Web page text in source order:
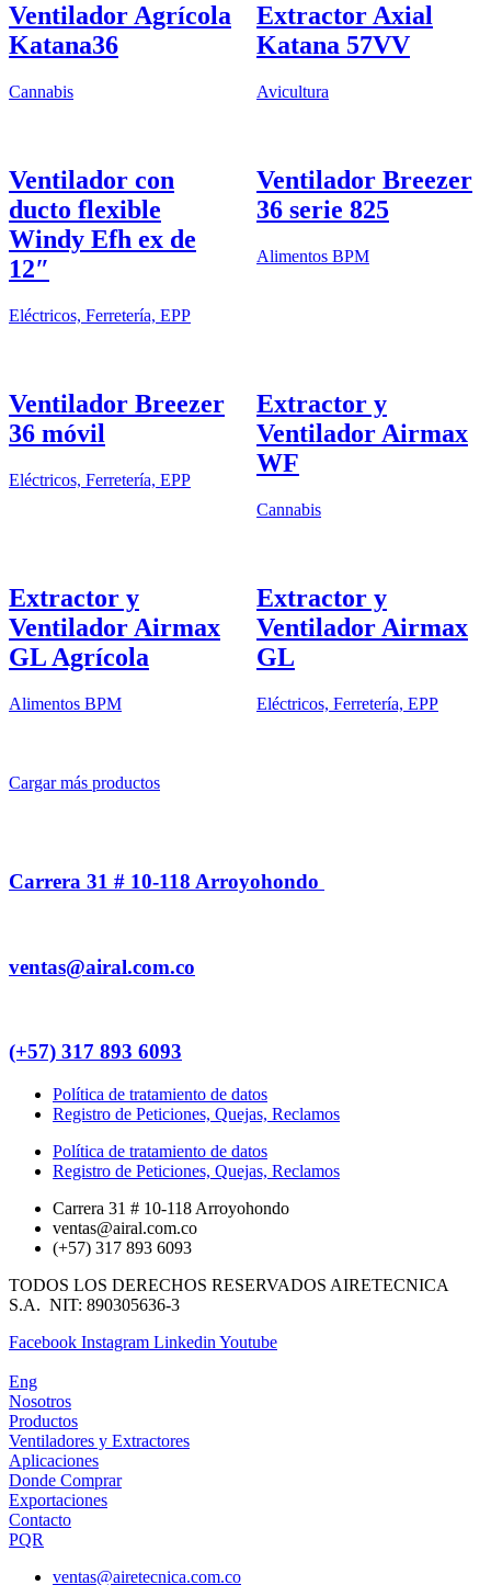
Ventilador Agrícola
Katana36
Cannabis
Extractor Axial
Katana 57VV
Avicultura
Ventilador con
ducto flexible
Windy Efh ex de
12″
Eléctricos, Ferretería, EPP
Ventilador Breezer
36 serie 825
Alimentos BPM
Ventilador Breezer
36 móvil
Eléctricos, Ferretería, EPP
Extractor y
Ventilador Airmax
WF
Cannabis
Extractor y
Ventilador Airmax
GL Agrícola
Alimentos BPM
Extractor y
Ventilador Airmax
GL
Eléctricos, Ferretería, EPP
Cargar más productos
Carrera 31 # 10-118 Arroyohondo ​
ventas@airal.com.co​
(+57) 317 893 6093​
Política de tratamiento de datos
Registro de Peticiones, Quejas, Reclamos
Política de tratamiento de datos
Registro de Peticiones, Quejas, Reclamos
Carrera 31 # 10-118 Arroyohondo ​
ventas@airal.com.co​
(+57) 317 893 6093​
TODOS LOS DERECHOS RESERVADOS AIRETECNICA
S.A. NIT: 890305636-3
Facebook Instagram Linkedin Youtube
Eng
Nosotros
Productos
Ventiladores y Extractores
Aplicaciones
Donde Comprar
Exportaciones
Contacto
PQR
ventas@airetecnica.com.co